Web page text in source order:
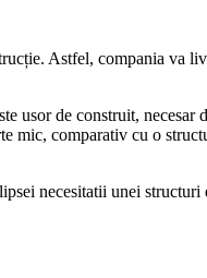
Astfel, compania va
usor de construit, necesar
mic, comparativ cu o
necesitatii unei